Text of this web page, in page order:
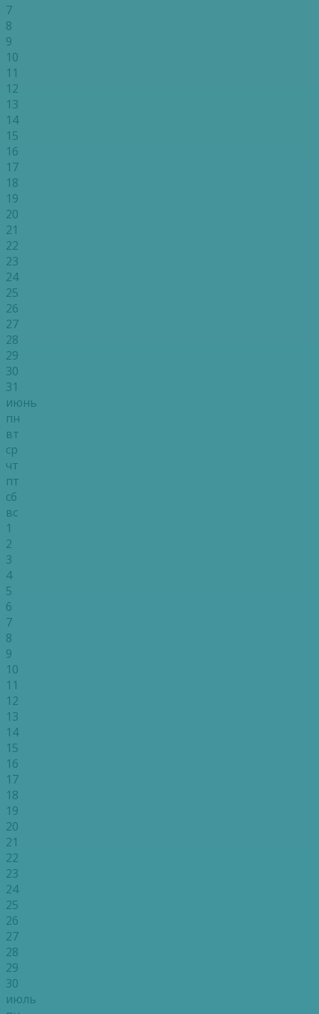
7
8
9
10
11
12
13
14
15
16
17
18
19
20
21
22
23
24
25
26
27
28
29
30
31
июнь
пн
вт
ср
чт
пт
сб
вс
1
2
3
4
5
6
7
8
9
10
11
12
13
14
15
16
17
18
19
20
21
22
23
24
25
26
27
28
29
30
июль